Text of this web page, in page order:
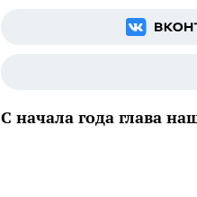
С начала года глава